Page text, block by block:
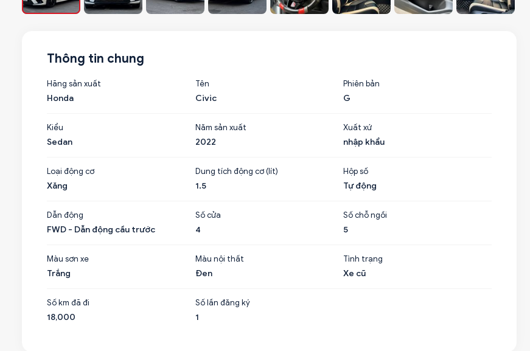
Thông tin chung
Hãng sản xuất
Honda
Tên
Civic
Phiên bản
G
Kiểu
Sedan
Năm sản xuất
2022
Xuất xứ
nhập khẩu
Loại động cơ
Xăng
Dung tích động cơ (lít)
1.5
Hộp số
Tự động
Dẫn động
FWD - Dẫn động cầu trước
Số cửa
4
Số chỗ ngồi
5
Màu sơn xe
Trắng
Màu nội thất
Đen
Tình trạng
Xe cũ
Số km đã đi
18,000
Số lần đăng ký
1